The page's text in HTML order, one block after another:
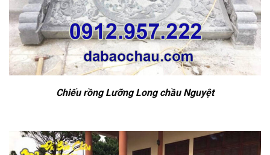
Chiếu rồng Lưỡng Long chầu Nguyệt